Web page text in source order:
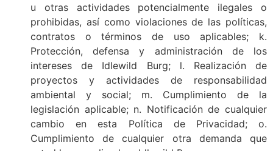
u otras actividades potencialmente ilegales o
prohibidas, así como violaciones de las políticas,
contratos o términos de uso aplicables; k.
Protección, defensa y administración de los
intereses de Idlewild Burg; l. Realización de
proyectos y actividades de responsabilidad
ambiental y social; m. Cumplimiento de la
legislación aplicable; n. Notificación de cualquier
cambio en esta Política de Privacidad; o.
Cumplimiento de cualquier otra demanda que